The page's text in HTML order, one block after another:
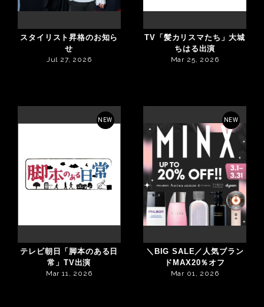
スタイリスト昇格のお知ら
せ
Jul 27, 2026
TV「髪カリスマたち」大城
ちはる出演
Mar 25, 2026
NEW
テレビ朝日「脚本のある日
常」TV出演
Mar 11, 2026
NEW
＼BIG SALE／人気ブラン
ドMAX20％オフ
Mar 01, 2026